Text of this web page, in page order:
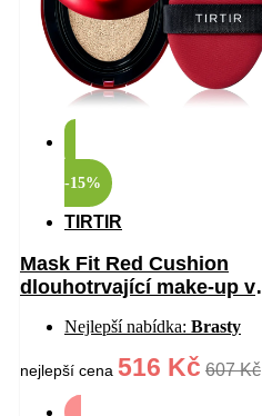
-15%
TIRTIR
Mask Fit Red Cushion
dlouhotrvající make-up v
ochranou odstín 17W
French Vanilla 18 g
Nejlepší nabídka: Brasty
nejlepší cena 516 Kč 607 Kč